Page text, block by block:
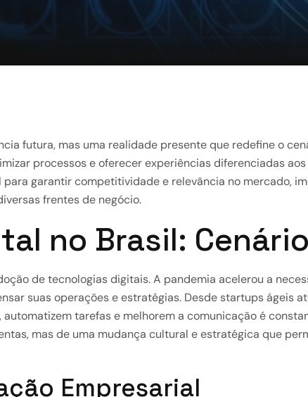
futura, mas uma realidade presente que redefine o
processos e oferecer experiências diferenciadas
garantir competitividade e relevância no mercado,
frentes de negócio.
no Brasil:
de tecnologias digitais. A pandemia acelerou a
suas operações e estratégias. Desde startups ágeis
tarefas e melhorem a comunicação é
mas de uma mudança cultural e estratégica que
Empresarial